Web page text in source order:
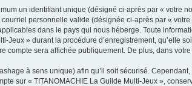
un identifiant unique (désigné ci-après par « votre
personnelle valide (désignée ci-après par «
dans le pays qui nous héberge. Toute
Jeux » durant la procédure d’enregistrement, qu’elle
compte sera affichée publiquement. De plus, dans
à sens unique) afin qu’il soit sécurisé.
sur « TITANOMACHIE La Guilde Multi-Jeux »,